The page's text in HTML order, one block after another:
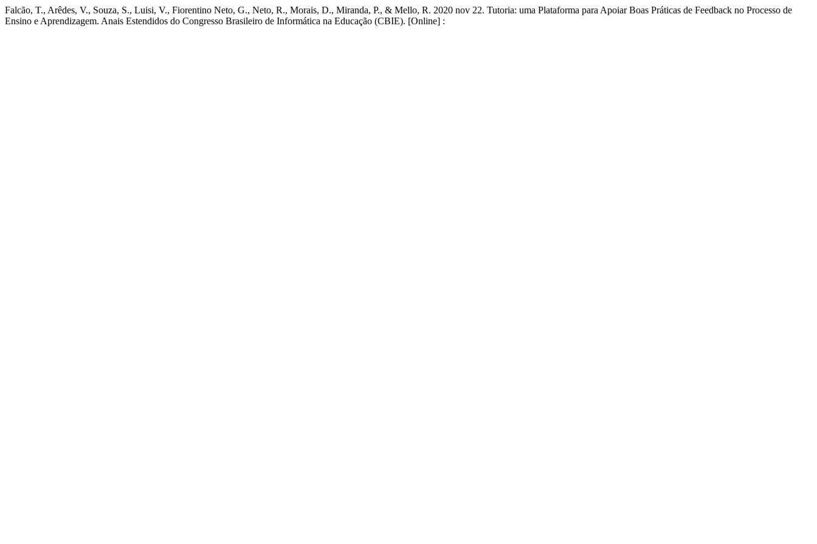
Falcão, T., Arêdes, V., Souza, S., Luisi, V., Fiorentino Neto, G., Neto, R., Morais, D., Miranda, P., & Mello, R. 2020 nov 22. Tutoria: uma Plataforma para Apoiar Boas Práticas de Feedback no Processo de
Ensino e Aprendizagem. Anais Estendidos do Congresso Brasileiro de Informática na Educação (CBIE). [Online] :